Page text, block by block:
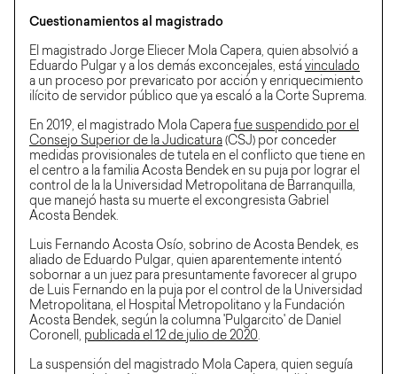
Cuestionamientos al magistrado
El magistrado Jorge Eliecer Mola Capera, quien absolvió a
Eduardo Pulgar y a los demás exconcejales, está vinculado
a un proceso por prevaricato por acción y enriquecimiento
ilícito de servidor público que ya escaló a la Corte Suprema.
En 2019, el magistrado Mola Capera fue suspendido por el
Consejo Superior de la Judicatura (CSJ) por conceder
medidas provisionales de tutela en el conflicto que tiene en
el centro a la familia Acosta Bendek en su puja por lograr el
control de la la Universidad Metropolitana de Barranquilla,
que manejó hasta su muerte el excongresista Gabriel
Acosta Bendek.
Luis Fernando Acosta Osío, sobrino de Acosta Bendek, es
aliado de Eduardo Pulgar, quien aparentemente intentó
sobornar a un juez para presuntamente favorecer al grupo
de Luis Fernando en la puja por el control de la Universidad
Metropolitana, el Hospital Metropolitano y la Fundación
Acosta Bendek, según la columna 'Pulgarcito' de Daniel
Coronell, publicada el 12 de julio de 2020.
La suspensión del magistrado Mola Capera, quien seguía